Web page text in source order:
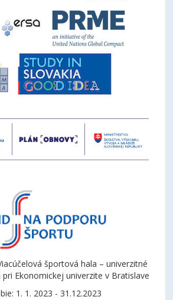
športová hala – univerzitné
Ekonomickej univerzite v Bratislave
1. 1. 2023 - 31.12.2023